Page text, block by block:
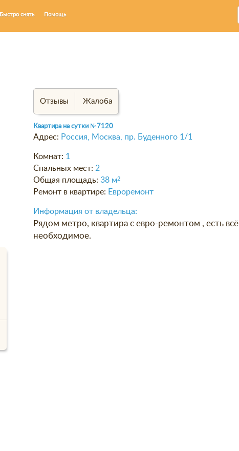
Быстро снять Помощь
Отзывы Жалоба
Квартира на сутки №7120
Адрес: Россия, Москва, пр. Буденного 1/1
Комнат: 1
Спальных мест: 2
Общая площадь: 38 м2
Ремонт в квартире: Евроремонт
Информация от владельца:
Рядом метро, квартира с евро-ремонтом , есть всё
необходимое.